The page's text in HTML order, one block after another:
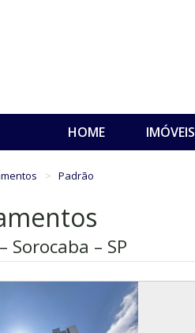
HOME IMÓVEIS
Padrão
Sorocaba – SP